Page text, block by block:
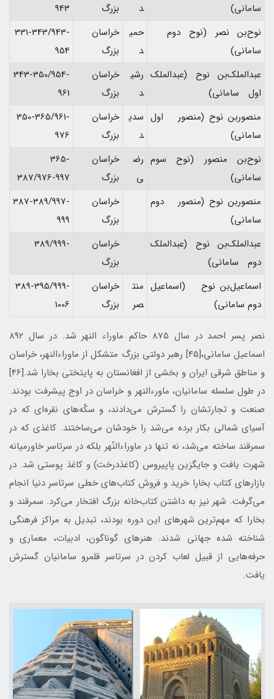
ساماني)
د
بزرگ
943
نوح‌بن نصر (نوح دوم
ساماني)
حمي
د
خراسان
بزرگ
331-343/943-
954
عبدالملك‌بن نوح (عبدالملك
اول ساماني)
رشي
د
خراسان
بزرگ
343-350/954-
961
منصوربن نوح (منصور اول
ساماني)
سدي
د
خراسان
بزرگ
350-365/961-
976
نوح‌بن منصور (نوح سوم
ساماني)
رض
ي
خراسان
بزرگ
365-
387/976-997
منصور‌بن نوح (منصور دوم
ساماني)
خراسان
بزرگ
387-389/997-
999
عبدالملك‌بن نوح (عبدالملك
دوم ساماني)
خراسان
بزرگ
-389/999
اسماعيل‌بن نوح (اسماعيل
دوم ساماني)
منت
صر
خراسان
بزرگ
389-395/999-
1006
نصر پسر احمد در سال 875 حاكم ماوراء النهر شد. در سال 892
اسماعيل سامانی،[45] رهبر دولتی بزرگ متشكل از ماوراءالنهر، خراسان
و مناطق شرقی ايران و بخشی از افغانستان به پايتختی بخارا شد.[46]
در طول سلسله سامانيان، ماورءالنهر و خراسان در اوج پيشرفت بودند.
صنعت و تجارتشان را گسترش می‌دادند، و سكّه‌های نقره‌ای كه در
آسيای شمالی بكار برده می‌شد را خودشان می‌ساختند. كاغذي كه در
سمرقند ساخته می‌شد، نه تنها در ماوراءالنّهر بلكه در سرتاسر خاورميانه
شهرت يافت و جايگزين پاپيروس (كاغذ‌درخت) و كاغذ پوستي شد. در
بازارهاي كتاب بخارا خريد و فروش كتاب‌های خطی سرتاسر دنيا انجام
می‌گرفت. شهر نيز به داشتن كتاب‌خانه بزرگ افتخار می‌كرد. سمرقند و
بخارا كه مهم‌ترين شهرهای اين دوره بودند، تبديل به مراكز فرهنگی
شناخته شده جهانی شدند. هنرهای گوناگون، ادبيات، معماری و
حرفه‌هايی از قبيل لعاب كردن در سرتاسر قلمرو سامانيان گسترش
يافت.